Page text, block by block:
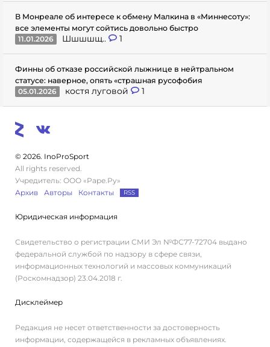
В Монреале об интересе к обмену Малкина в «Миннесоту»:
все элементы могут сойтись довольно быстро
11.01.2026
Шшшшщ.. 1
Финны об отказе российской лыжнице в нейтральном
статусе: наверное, опять «страшная русофобия
05.01.2026
костя луговой 1
© 2026. InoProSport
All rights reserved.
Учредитель: ООО «Раре.Ру»
Архив
Авторы Контакты RSS
Юридическая информация
Свидетельство о регистрации СМИ Эл №ФС77-72704 выдано
федеральной службой по надзору в сфере связи,
информационных технологий и массовых коммуникаций
(Роскомнадзор) 23.04.2018 г.
Дисклеймер
Редакция не несет ответственности за достоверность
информации, содержащейся в рекламных объявлениях.